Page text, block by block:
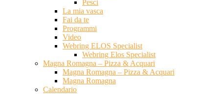
Pesci
La mia vasca
Fai da te
Programmi
Video
Webring ELOS Specialist
Webring Elos Specialist
Magna Romagna – Pizza & Acquari
Magna Romagna – Pizza & Acquari
Magna Romagna
Calendario